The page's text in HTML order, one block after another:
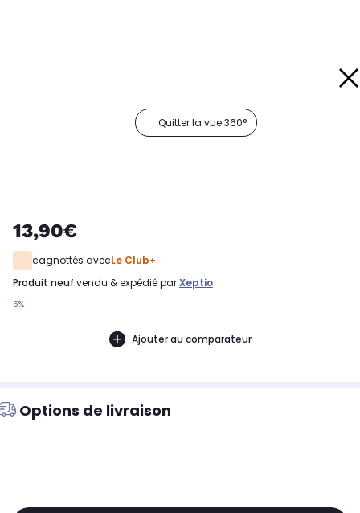
Quitter la vue 360°
13,90€
cagnottés avecLe Club+
produit neuf vendu & expédié parXeptio
5%
Ajouter au comparateur
Options de livraison